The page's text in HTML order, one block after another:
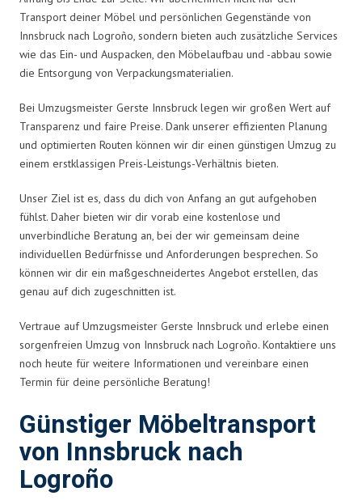
Transport deiner Möbel und persönlichen Gegenstände von
Innsbruck nach Logroño, sondern bieten auch zusätzliche Services
wie das Ein- und Auspacken, den Möbelaufbau und -abbau sowie
die Entsorgung von Verpackungsmaterialien.
Bei Umzugsmeister Gerste Innsbruck legen wir großen Wert auf
Transparenz und faire Preise. Dank unserer effizienten Planung
und optimierten Routen können wir dir einen günstigen Umzug zu
einem erstklassigen Preis-Leistungs-Verhältnis bieten.
Unser Ziel ist es, dass du dich von Anfang an gut aufgehoben
fühlst. Daher bieten wir dir vorab eine kostenlose und
unverbindliche Beratung an, bei der wir gemeinsam deine
individuellen Bedürfnisse und Anforderungen besprechen. So
können wir dir ein maßgeschneidertes Angebot erstellen, das
genau auf dich zugeschnitten ist.
Vertraue auf Umzugsmeister Gerste Innsbruck und erlebe einen
sorgenfreien Umzug von Innsbruck nach Logroño. Kontaktiere uns
noch heute für weitere Informationen und vereinbare einen
Termin für deine persönliche Beratung!
Günstiger Möbeltransport
von Innsbruck nach
Logroño